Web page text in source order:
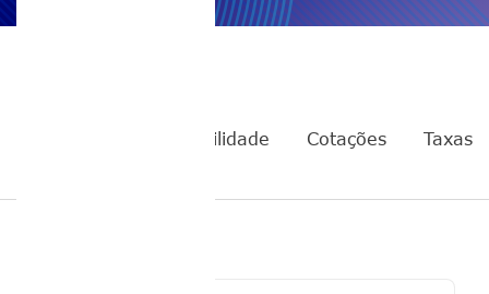
Rentabilidade Cotações Taxas